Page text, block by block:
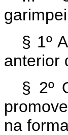
§ 1º
anterior
§ 2º
na